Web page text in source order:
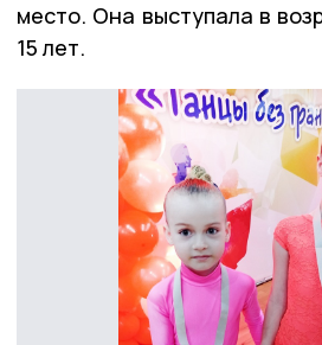
место. Она выступала в
15 лет.